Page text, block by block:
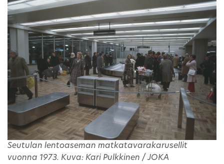
Seutulan lentoaseman matkatavarakarusellit
vuonna 1973. Kuva: Kari Pulkkinen / JOKA